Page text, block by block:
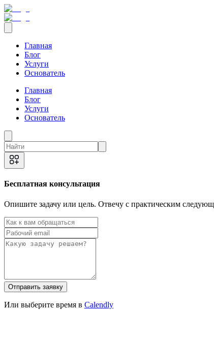
Главная
Блог
Услуги
Основатель
Главная
Блог
Услуги
Основатель
Бесплатная консультация
Опишите задачу или цель. Отвечу с практическим
Отправить заявку
Или выберите время в Calendly